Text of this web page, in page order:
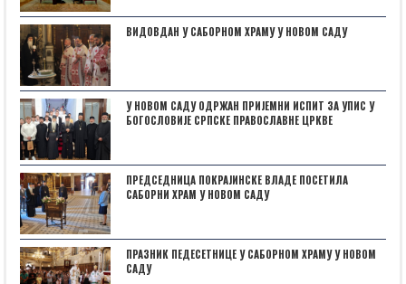
ВИДОВДАН У САБОРНОМ ХРАМУ У НОВОМ САДУ
У НОВОМ САДУ ОДРЖАН ПРИЈЕМНИ ИСПИТ ЗА УПИС У
БОГОСЛОВИЈЕ СРПСКЕ ПРАВОСЛАВНЕ ЦРКВЕ
ПРЕДСЕДНИЦА ПОКРАЈИНСКЕ ВЛАДЕ ПОСЕТИЛА
САБОРНИ ХРАМ У НОВОМ САДУ
ПРАЗНИК ПЕДЕСЕТНИЦЕ У САБОРНОМ ХРАМУ У НОВОМ
САДУ